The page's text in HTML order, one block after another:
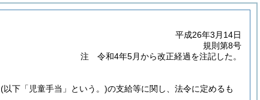
平成26年3月14日
規則第8号
注 令和4年5月から改正経過を注記した。
(以下「児童手当」という。)の支給等に関し、法令に定めるも